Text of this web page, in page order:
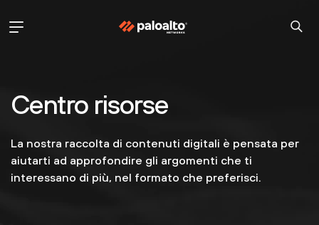
Centro risorse
La nostra raccolta di contenuti digitali è pensata per
aiutarti ad approfondire gli argomenti che ti
interessano di più, nel formato che preferisci.